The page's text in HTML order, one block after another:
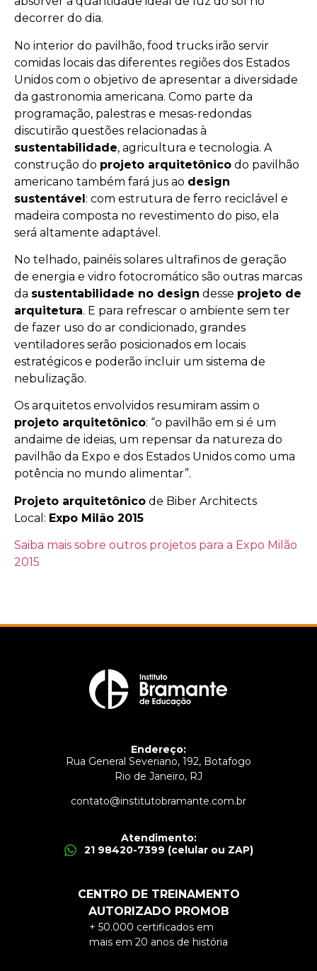
decorrer do dia.
No interior do pavilhão, food trucks irão servir
comidas locais das diferentes regiões dos Estados
Unidos com o objetivo de apresentar a diversidade
da gastronomia americana. Como parte da
programação, palestras e mesas-redondas
discutirão questões relacionadas à
sustentabilidade, agricultura e tecnologia. A
construção do projeto arquitetônico do pavilhão
americano também fará jus ao design
sustentável: com estrutura de ferro reciclável e
madeira composta no revestimento do piso, ela
será altamente adaptável.
No telhado, painéis solares ultrafinos de geração
de energia e vidro fotocromático são outras marcas
da sustentabilidade no design desse projeto de
arquitetura. E para refrescar o ambiente sem ter
de fazer uso do ar condicionado, grandes
ventiladores serão posicionados em locais
estratégicos e poderão incluir um sistema de
nebulização.
Os arquitetos envolvidos resumiram assim o
projeto arquitetônico: “o pavilhão em si é um
andaime de ideias, um repensar da natureza do
pavilhão da Expo e dos Estados Unidos como uma
potência no mundo alimentar”.
Projeto arquitetônico de Biber Architects
Local: Expo Milão 2015
Saiba mais sobre outros projetos para a Expo Milão
2015
Endereço:
Rua General Severiano, 192, Botafogo
Rio de Janeiro, RJ
contato@institutobramante.com.br
Atendimento:
21 98420-7399 (celular ou ZAP)
CENTRO DE TREINAMENTO
AUTORIZADO PROMOB
+ 50.000 certificados em
mais em 20 anos de história